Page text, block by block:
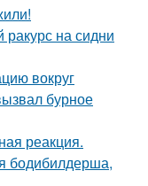
на сидни
вокруг
бурное
реакция.
бодибилдерша,